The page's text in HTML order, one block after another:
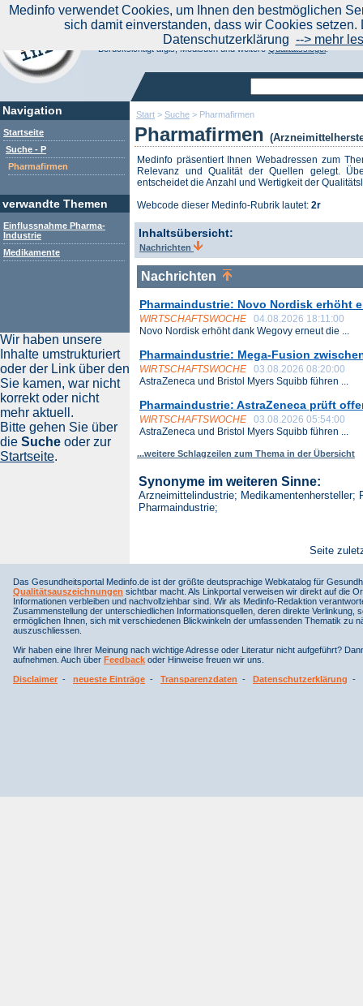
Start > Suche > Pharmafirmen
Pharmafirmen
Medinfo präsentiert Ihnen Webadressen zum
Relevanz und Qualität der Quellen gelegt.
entscheidet die Anzahl und Wertigkeit der
Webcode dieser Medinfo-Rubrik lautet: 2r
Inhaltsübersicht:
Nachrichten
Nachrichten
Pharmaindustrie: Novo Nordisk erhöht
WIRTSCHAFTSWOCHE
04.08.2026 18:11:00
Novo Nordisk erhöht dank Wegovy erneut die ...
Pharmaindustrie: Mega-Fusion
WIRTSCHAFTSWOCHE
03.08.2026 08:20:00
AstraZeneca und Bristol Myers Squibb führen ...
Pharmaindustrie: AstraZeneca prüft
WIRTSCHAFTSWOCHE
03.08.2026 05:54:00
AstraZeneca und Bristol Myers Squibb führen ...
...weitere Schlagzeilen zum Thema in der Übersicht
Synonyme im weiteren Sinne:
Arzneimittelindustrie; Medikamentenhersteller;
Pharmaindustrie;
Seite
Navigation
Startseite
Suche - P
Pharmafirmen
verwandte Themen
Einflussnahme Pharma-
Industrie
Medikamente
Aktuelle Nachrichten|
Suchen Sie noch oder Finden Sie schon?
Medinfo.de - Meta-Portal für Gesundheitsthemen
Berücksichtigt afgis, Medisuch und weitereQualitätssiegel.
Wir haben unsere
Inhalte umstrukturiert
oder der Link über den
Sie kamen, war nicht
korrekt oder nicht
mehr aktuell.
Bitte gehen Sie über
die Suche oder zur
Startseite.
Das Gesundheitsportal Medinfo.de ist der größte deutsprachige Webkatalog für
Qualitätsauszeichnungen sichtbar macht. Als Linkportal verweisen wir direkt auf die
Informationen verbleiben und nachvollziehbar sind. Wir als Medinfo-Redaktion
Zusammenstellung der unterschiedlichen Informationsquellen, deren direkte
ermöglichen Ihnen, sich mit verschiedenen Blickwinkeln der umfassenden Thematik
auszuschliessen.
Wir haben eine Ihrer Meinung nach wichtige Adresse oder Literatur nicht aufgeführt?
aufnehmen. Auch über Feedback oder Hinweise freuen wir uns.
Disclaimer - neueste Einträge - Transparenzdaten - Datenschutzerklärung -
Medinfo verwendet Cookies, um Ihnen den bestmöglichen
sich damit einverstanden, dass wir Cookies
Datenschutzerklärung --> mehr